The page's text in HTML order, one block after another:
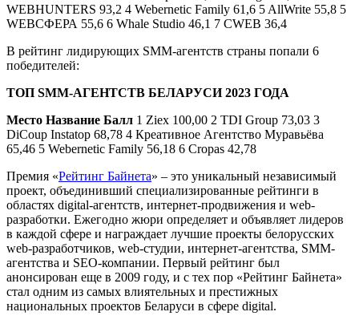
WEBHUNTERS 93,2 4 Webernetic Family 61,6 5 AllWrite 55,8 5
WEBСФЕРА 55,6 6 Whale Studio 46,1 7 CWEB 36,4
В рейтинг лидирующих SMM-агентств страны попали 6
победителей:
ТОП SMM-АГЕНТСТВ БЕЛАРУСИ 2023 ГОДА
Место Название Балл 1 Ziex 100,00 2 TDI Group 73,03 3
DiCoup Instatop 68,78 4 Креативное Агентство Муравьёва
65,46 5 Webernetic Family 56,18 6 Cropas 42,78
Премия «Рейтинг Байнета» – это уникальный независимый
проект, объединивший специализированные рейтинги в
областях digital-агентств, интернет-продвижения и web-
разработки. Ежегодно жюри определяет и объявляет лидеров
в каждой сфере и награждает лучшие проекты белорусских
web-разработчиков, web-студии, интернет-агентства, SMM-
агентства и SEO-компании. Первый рейтинг был
анонсирован еще в 2009 году, и с тех пор «Рейтинг Байнета»
стал одним из самых влиятельных и престижных
национальных проектов Беларуси в сфере digital.